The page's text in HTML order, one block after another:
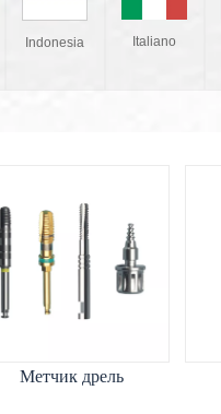
Indonesia Italiano
Метчик дрель